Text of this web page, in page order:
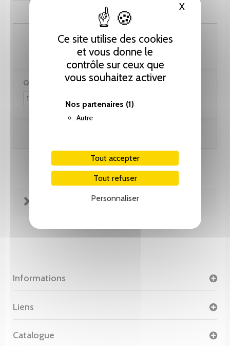
Ce site utilise des cookies
et vous donne le
contrôle sur ceux que
vous souhaitez activer
Nos partenaires (1)
Autre
Tout accepter
Tout refuser
Personnaliser
XMasquer
46.15 CHF
Quantité :
FICHE TECHNIQUE
Informations
Liens
Catalogue